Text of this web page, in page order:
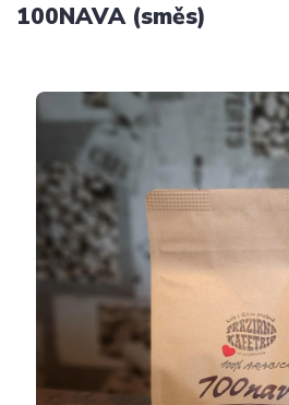
100NAVA (směs)